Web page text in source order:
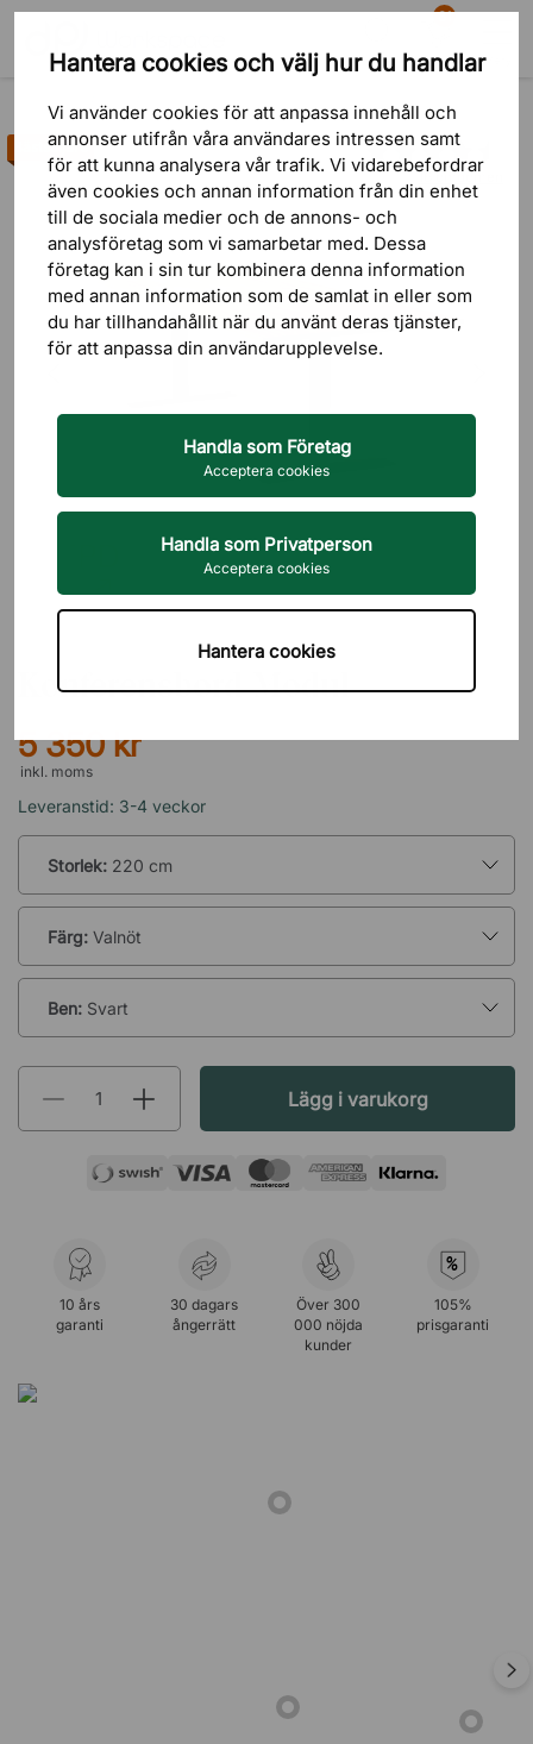
Hantera cookies och välj hur du handlar
Vi använder cookies för att anpassa innehåll och
annonser utifrån våra användares intressen samt
för att kunna analysera vår trafik. Vi vidarebefordrar
även cookies och annan information från din enhet
till de sociala medier och de annons- och
analysföretag som vi samarbetar med. Dessa
företag kan i sin tur kombinera denna information
med annan information som de samlat in eller som
du har tillhandahållit när du använt deras tjänster,
för att anpassa din användarupplevelse.
Handla som Företag
Acceptera cookies
Handla som Privatperson
Acceptera cookies
Hantera cookies
Sök
81
Varukorg Meny
16 omdömen
Bästsäljare
Konferensbord Modul
5 350 kr
inkl. moms
Leveranstid: 3-4 veckor
Storlek: 220 cm
Färg: Valnöt
Ben: Svart
Lägg i varukorg
10 års
garanti
30 dagars
ångerrätt
Över 300
000 nöjda
kunder
%
105%
prisgaranti